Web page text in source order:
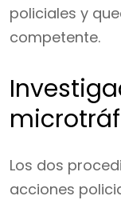
policiales y
competente.
Los dos
acciones